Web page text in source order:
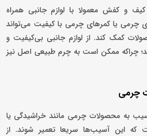
و کفش معمولا با لوازم جانبی همراه
چرمی یا کمرهای چرمی با کیفیت می‌تواند
کمک کند. از لوازم جانبی بی‌کیفیت و
چراکه ممکن است به چرم طبیعی اصل نیز
چرمی
به محصولات چرمی مانند خراشیدگی یا
که این آسیب‌ها سریعا تعمیر شوند. از